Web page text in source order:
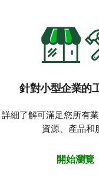
針對小型企業的
詳細了解可滿足您所有業
資源、產品和
開始瀏覽